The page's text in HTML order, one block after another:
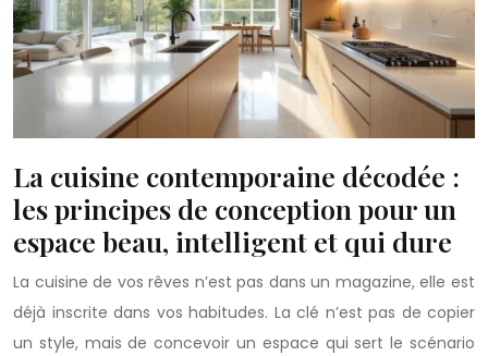
La cuisine contemporaine décodée :
les principes de conception pour un
espace beau, intelligent et qui dure
La cuisine de vos rêves n’est pas dans un magazine, elle est
déjà inscrite dans vos habitudes. La clé n’est pas de copier
un style, mais de concevoir un espace qui sert le scénario